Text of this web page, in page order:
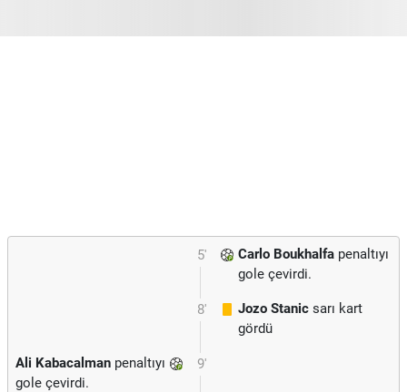
5' Carlo Boukhalfa penaltıyı
gole çevirdi.
8' Jozo Stanic sarı kart
gördü
9'
Ali Kabacalman penaltıyı
gole çevirdi.